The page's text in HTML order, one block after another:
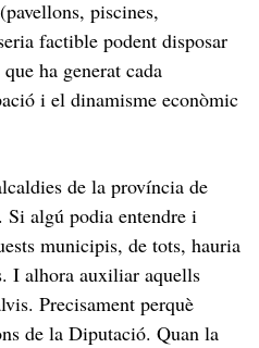
piscines,
factible podent disposar
ha generat cada
i el dinamisme econòmic
de la província de
Si algú podia entendre i
municipis, de tots, hauria
I alhora auxiliar aquells
Precisament perquè
de la Diputació. Quan la